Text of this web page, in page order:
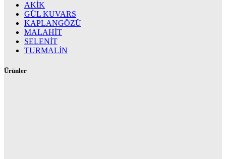
AKİK
GÜL KUVARS
KAPLANGÖZÜ
MALAHİT
SELENİT
TURMALİN
Ürünler